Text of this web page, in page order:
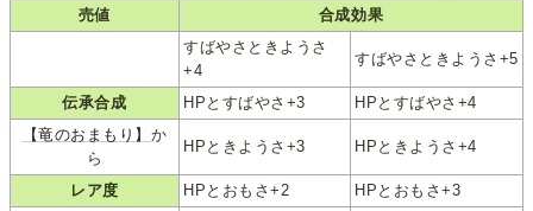
売値
合成効果
すばやさときようさ
+4
すばやさときようさ+5
伝承合成 HPとすばやさ+3
HPとすばやさ+4
【竜のおまもり】 か
ら
HPときようさ+3 HPときようさ+4
レア度 HPとおもさ+2
HPとおもさ+3